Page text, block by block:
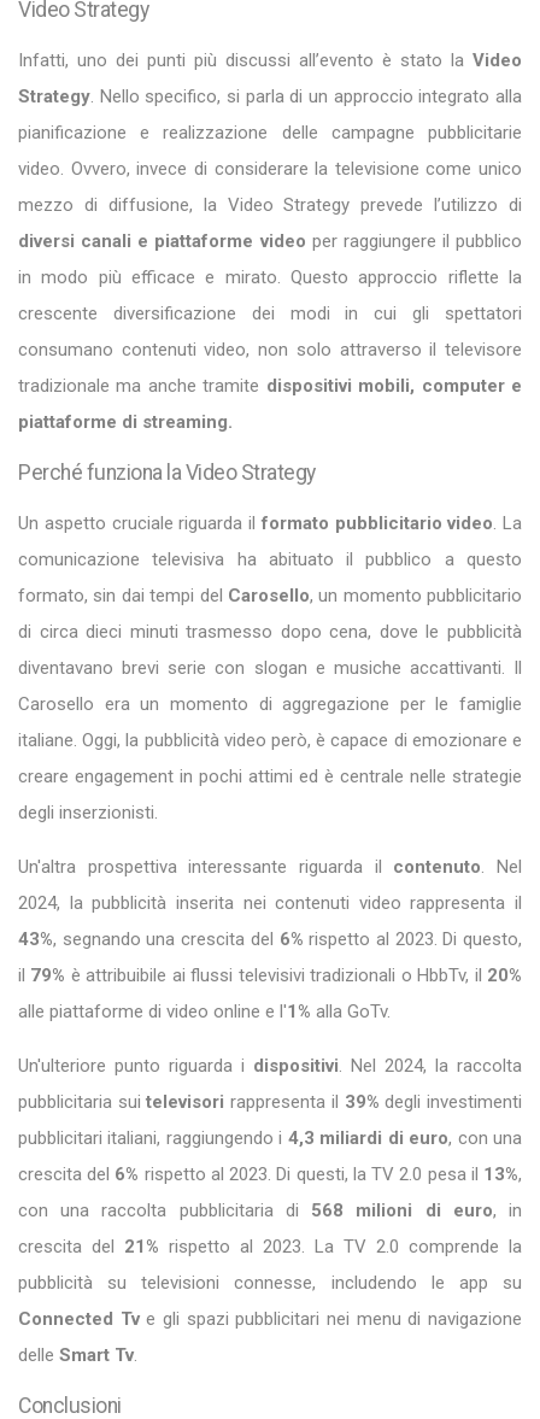
Video Strategy
Infatti, uno dei punti più discussi all’evento è stato la Video
Strategy. Nello specifico, si parla di un approccio integrato alla
pianificazione e realizzazione delle campagne pubblicitarie
video. Ovvero, invece di considerare la televisione come unico
mezzo di diffusione, la Video Strategy prevede l’utilizzo di
diversi canali e piattaforme video per raggiungere il pubblico
in modo più efficace e mirato. Questo approccio riflette la
crescente diversificazione dei modi in cui gli spettatori
consumano contenuti video, non solo attraverso il televisore
tradizionale ma anche tramite dispositivi mobili, computer e
piattaforme di streaming.
Perché funziona la Video Strategy
Un aspetto cruciale riguarda ilformato pubblicitario video. La
comunicazione televisiva ha abituato il pubblico a questo
formato, sin dai tempi del Carosello, un momento pubblicitario
di circa dieci minuti trasmesso dopo cena, dove le pubblicità
diventavano brevi serie con slogan e musiche accattivanti. Il
Carosello era un momento di aggregazione per le famiglie
italiane. Oggi, la pubblicità video però, è capace di emozionare e
creare engagement in pochi attimi ed è centrale nelle strategie
degli inserzionisti.
Un'altra prospettiva interessante riguarda il contenuto. Nel
2024, la pubblicità inserita nei contenuti video rappresenta il
43%, segnando una crescita del 6% rispetto al 2023. Di questo,
il 79% è attribuibile ai flussi televisivi tradizionali o HbbTv, il 20%
alle piattaforme di video online e l'1% alla GoTv.
Un'ulteriore punto riguarda i dispositivi. Nel 2024, la raccolta
pubblicitaria suitelevisorirappresenta il 39% degli investimenti
pubblicitari italiani, raggiungendo i 4,3 miliardi di euro, con una
crescita del 6% rispetto al 2023. Di questi, la TV 2.0 pesa il 13%,
con una raccolta pubblicitaria di 568 milioni di euro, in
crescita del 21% rispetto al 2023. La TV 2.0 comprende la
pubblicità su televisioni connesse, includendo le app su
Connected Tve gli spazi pubblicitari nei menu di navigazione
delle Smart Tv.
Conclusioni